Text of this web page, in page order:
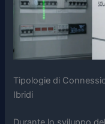
Tipologie di
Ibridi